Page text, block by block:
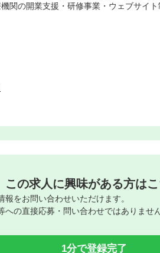
関の開業支援・研修事業・ウェブサイ
この求人に興味がある方は
報をお問い合わせいただけます。
への直接応募・問い合わせではありませ
1分で登録完了